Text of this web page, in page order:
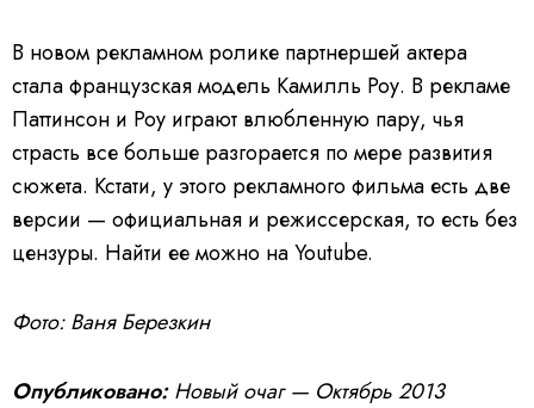
В новом рекламном ролике партнершей актера
стала французская модель Камилль Роу. В рекламе
Паттинсон и Роу играют влюбленную пару, чья
страсть все больше разгорается по мере развития
сюжета. Кстати, у этого рекламного фильма есть две
версии — официальная и режиссерская, то есть без
цензуры. Найти ее можно на Youtube.
Фото: Ваня Березкин
Опубликовано:Новый очаг — Октябрь 2013